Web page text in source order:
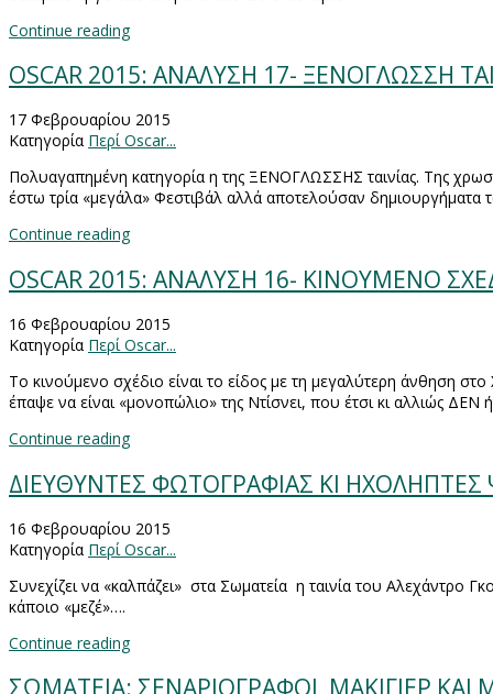
Continue reading
OSCAR 2015: ΑΝΑΛΥΣΗ 17- ΞΕΝΟΓΛΩΣΣΗ
17 Φεβρουαρίου 2015
Κατηγορία Περί Oscar...
Πολυαγαπημένη κατηγορία η της ΞΕΝΟΓΛΩΣΣΗΣ ταινίας. Της
έστω τρία «μεγάλα» Φεστιβάλ αλλά αποτελούσαν
Continue reading
OSCAR 2015: ΑΝΑΛΥΣΗ 16- ΚΙΝΟΥΜΕΝΟ
16 Φεβρουαρίου 2015
Κατηγορία Περί Oscar...
Το κινούμενο σχέδιο είναι το είδος με τη μεγαλύτερη άνθηση
έπαψε να είναι «μονοπώλιο» της Ντίσνει, που έτσι κι αλλιώς ΔΕΝ
Continue reading
ΔΙΕΥΘΥΝΤΕΣ ΦΩΤΟΓΡΑΦΙΑΣ ΚΙ ΗΧΟΛΗΠΤΕΣ
16 Φεβρουαρίου 2015
Κατηγορία Περί Oscar...
Συνεχίζει να «καλπάζει» στα Σωματεία η ταινία του Αλεχάντρο
κάποιο «μεζέ»….
Continue reading